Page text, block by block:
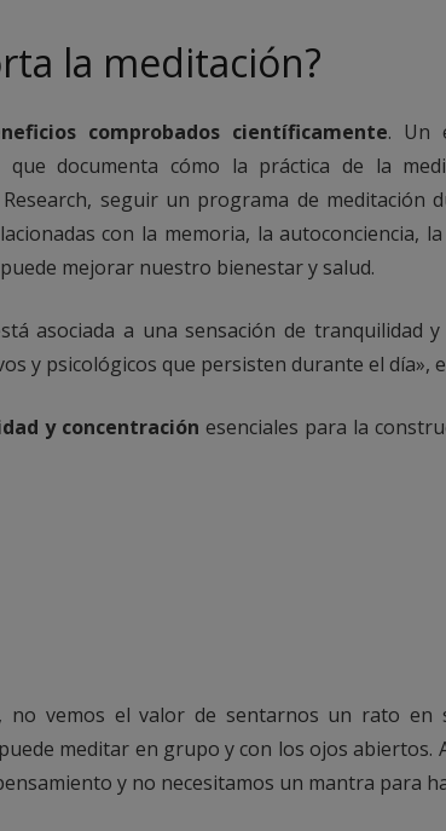
la meditación?
comprobados científicamente. Un
que documenta cómo la práctica de la
seguir un programa de meditación
con la memoria, la autoconciencia,
mejorar nuestro bienestar y salud.
asociada a una sensación de tranquilidad
y psicológicos que persisten durante el día»,
y concentración esenciales para la
no vemos el valor de sentarnos un rato en
meditar en grupo y con los ojos
y no necesitamos un mantra para